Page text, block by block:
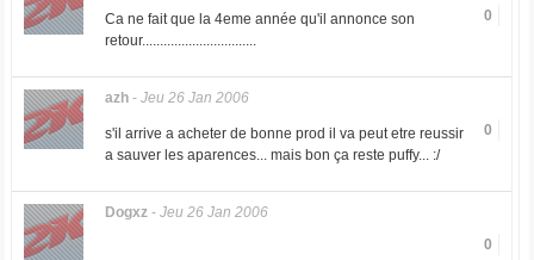
0
Ca ne fait que la 4eme année qu'il annonce son
retour................................
azh- Jeu 26 Jan 2006
0
s'il arrive a acheter de bonne prod il va peut etre reussir
a sauver les aparences... mais bon ça reste puffy... :/
Dogxz- Jeu 26 Jan 2006
0